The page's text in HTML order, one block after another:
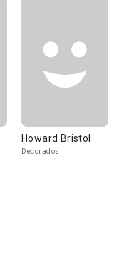
Howard Bristol
Decorados